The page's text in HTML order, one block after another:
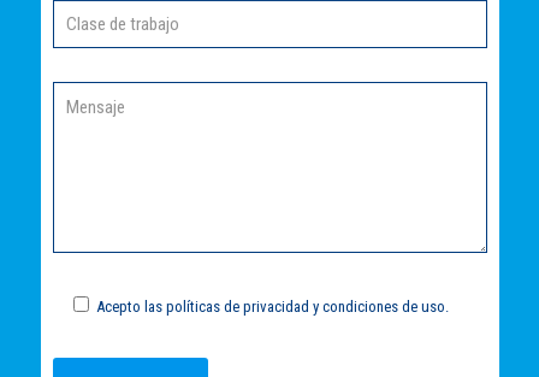
Acepto las políticas de privacidad y condiciones de uso.